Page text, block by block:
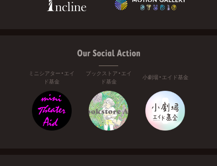
Our Social Action
ミニシアター・エイ
ド基金
ブックストア・エイ
ド基金
小劇場・エイド基金